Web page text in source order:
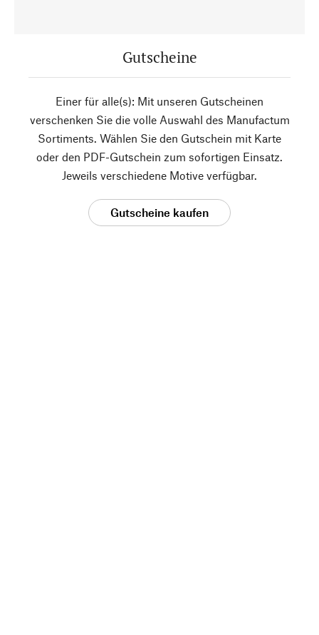
Gutscheine
Einer für alle(s): Mit unseren Gutscheinen
verschenken Sie die volle Auswahl des Manufactum
Sortiments. Wählen Sie den Gutschein mit Karte
oder den PDF-Gutschein zum sofortigen Einsatz.
Jeweils verschiedene Motive verfügbar.
Gutscheine kaufen